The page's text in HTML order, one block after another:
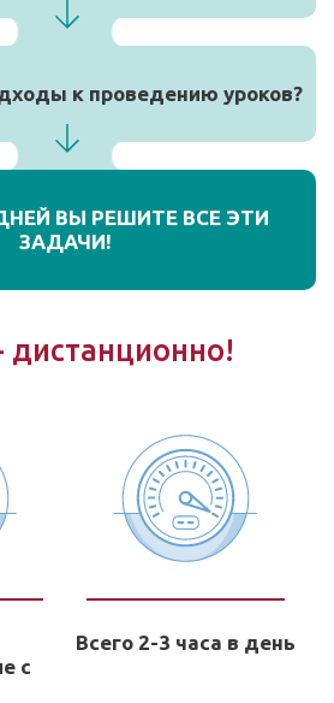
к проведению уроков?
ВЫ РЕШИТЕ ВСЕ ЭТИ
ЗАДАЧИ!
дистанционно!
с
Всего 2-3 часа в день